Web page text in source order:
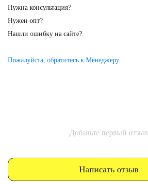
Нужна консультация?
Нужен опт?
Нашли ошибку на сайте?
Пожалуйста, обратитесь к Менеджеру.
Добавьте первый отзыв
Написать отзыв